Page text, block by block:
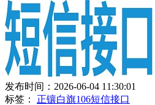
发布时间：2026-06-04 11:30:01
标签： 正镶白旗106短信接口